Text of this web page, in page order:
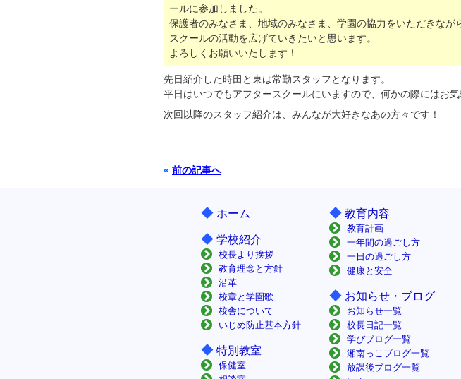
ールに参加しました。
保護者のみなさま、地域のみなさま、学園の協力をいただきなが
スクールの活動を広げていきたいと思います。
よろしくお願いいたします！
先日紹介した時田と東は常勤スタッフとなります。
平日はいつでもアフタースクールにいますので、何かの際にはお
次回以降のスタッフ紹介は、みんなが大好きなあの方々です！
« 前の記事へ
◆ ホーム
◆ 学校紹介
校長より挨拶
教育理念と方針
沿革
校章と学園歌
校舎について
いじめ防止基本方針
◆ 特別教室
保健室
◆ 教育内容
教育計画
一年間の過ごし方
一日の過ごし方
健康と安全
◆ お知らせ・ブログ
お知らせ一覧
校長日記一覧
学びブログ一覧
湘南っこブログ一覧
放課後ブログ一覧